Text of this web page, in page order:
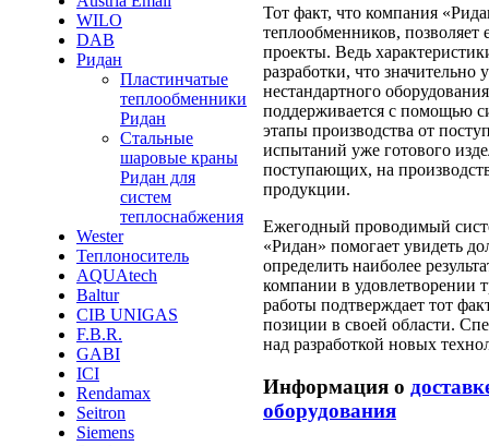
WILO
DAB
Ридан
Пластинчатые
теплообменники
Ридан
Стальные
шаровые краны
Ридан для
систем
теплоснабжения
Wester
Теплоноситель
AQUAtech
Baltur
CIB UNIGAS
F.B.R.
GABI
ICI
Rendamax
Seitron
Siemens
Тот факт, что компания
теплообменников, позволяет
проекты. Ведь
разработки, что значительно
нестандартного
поддерживается с помощью
этапы производства от
испытаний уже готового
поступающих, на
продукции.
Ежегодный проводимый
«Ридан» помогает увидеть
определить наиболее
компании в удовлетворении
работы подтверждает тот
позиции в своей области.
над разработкой новых
Информация о
оборудования